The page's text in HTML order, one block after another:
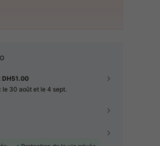
DH51.00
le 30 août et le 4 sept.